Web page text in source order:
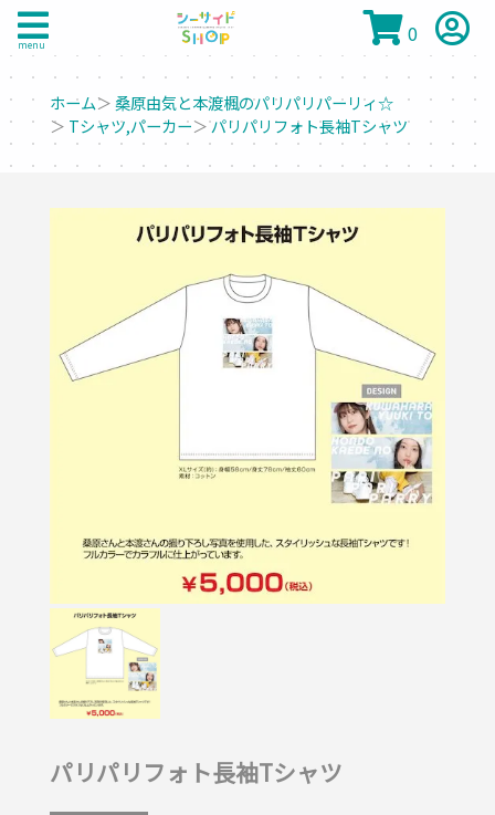
menu 0
ホーム＞桑原由気と本渡楓のパリパリパーリィ☆
＞ Tシャツ,パーカー＞パリパリフォト長袖Tシャツ
パリパリフォト長袖Tシャツ